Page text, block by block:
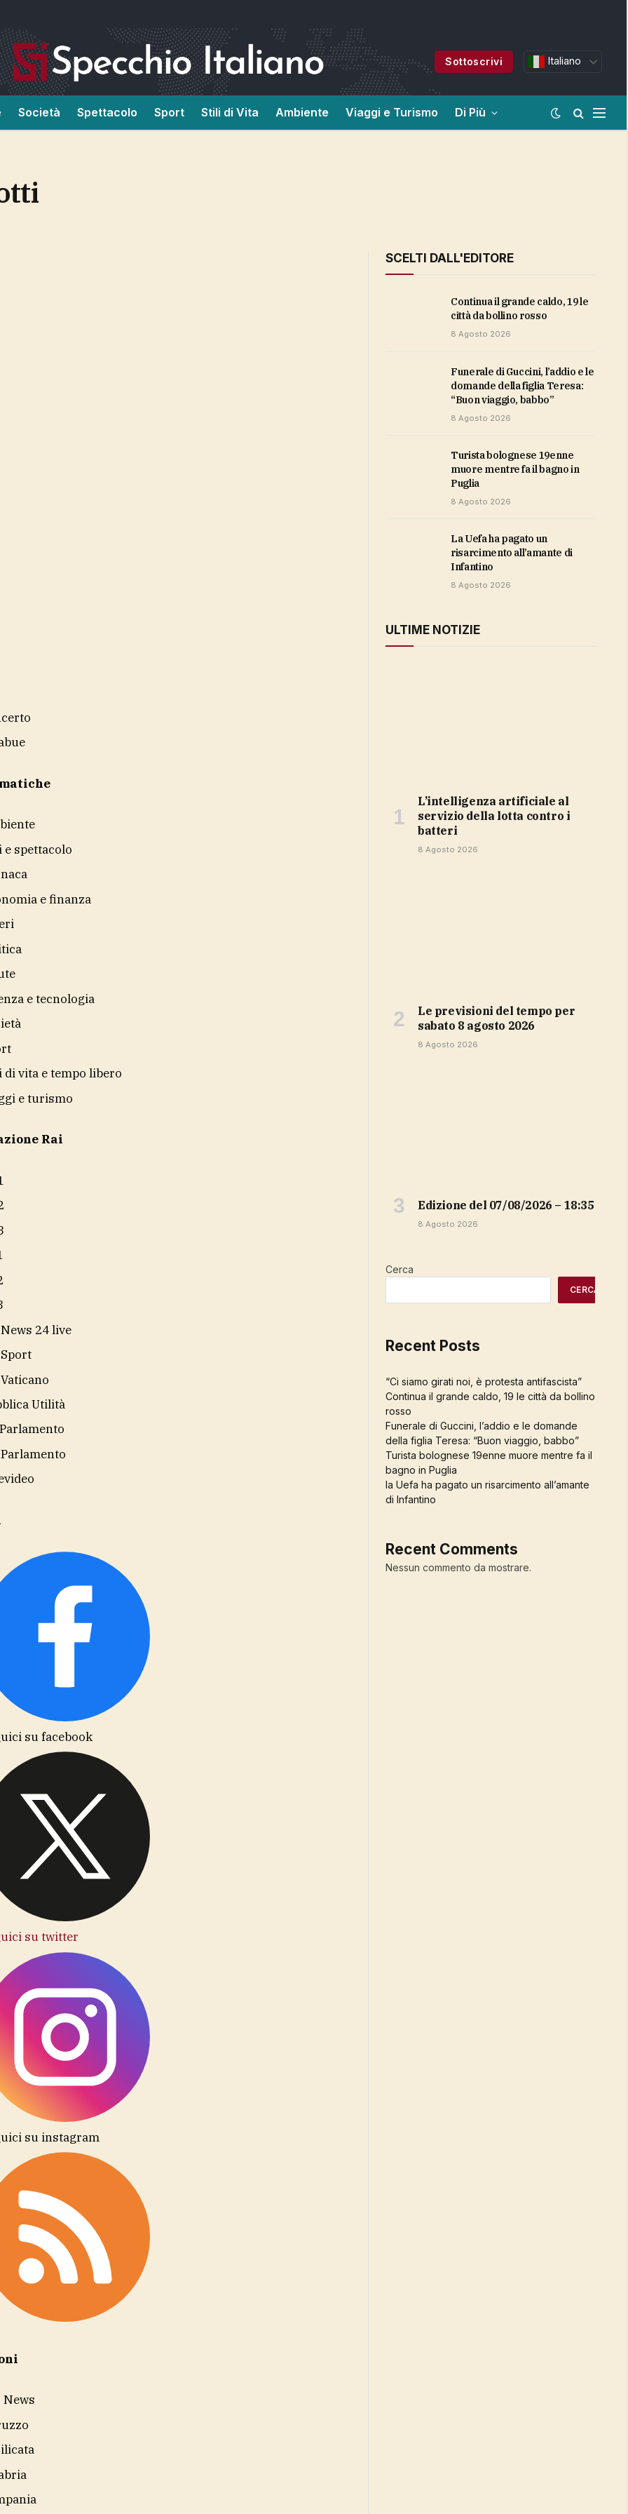
Sottoscrivi Italiano
Società Spettacolo Sport Stili di Vita Ambiente Viaggi e Turismo Di Più
spettacolo
e finanza
e tecnologia
di vita e tempo libero
e turismo
Rai
24 live
Utilità
su facebook
su twitter
su instagram
SCELTI DALL'EDITORE
Continua il grande caldo, 19 le
città da bollino rosso
8 Agosto 2026
Funerale di Guccini, l’addio e le
domande della figlia Teresa:
“Buon viaggio, babbo”
8 Agosto 2026
Turista bolognese 19enne
muore mentre fa il bagno in
Puglia
8 Agosto 2026
la Uefa ha pagato un
risarcimento all’amante di
Infantino
8 Agosto 2026
ULTIME NOTIZIE
L’intelligenza artificiale al
servizio della lotta contro i
batteri
8 Agosto 2026
Le previsioni del tempo per
sabato 8 agosto 2026
8 Agosto 2026
Edizione del 07/08/2026 – 18:35
8 Agosto 2026
Cerca
CERCA
Recent Posts
“Ci siamo girati noi, è protesta antifascista”
Continua il grande caldo, 19 le città da bollino
rosso
Funerale di Guccini, l’addio e le domande
della figlia Teresa: “Buon viaggio, babbo”
Turista bolognese 19enne muore mentre fa il
bagno in Puglia
la Uefa ha pagato un risarcimento all’amante
di Infantino
Recent Comments
Nessun commento da mostrare.